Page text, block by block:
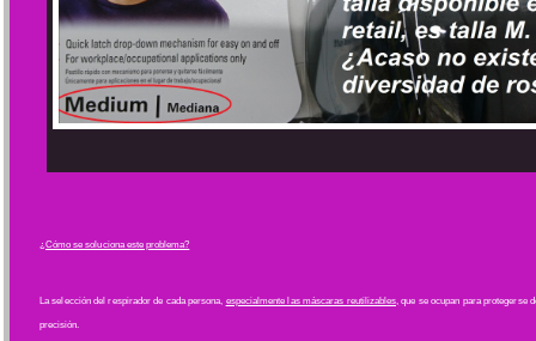
¿Cómo se soluciona este problema?
La selección del respirador de cada persona, especialmente las máscaras reutilizables, que se ocupan para protegerse
precisión.